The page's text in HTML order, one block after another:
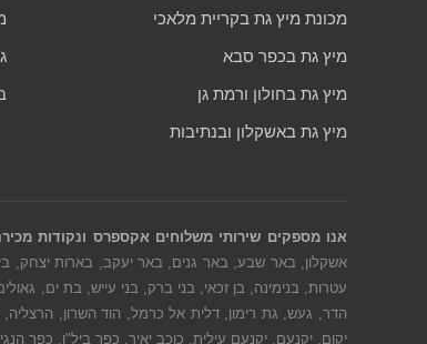
מכונת מיץ גת בקריית מלאכי
מיץ גת בכפר סבא
מיץ גת בחולון ורמת גן
מיץ גת באשקלון ובנתיבות
אנו מספקים שירותי משלוחים אקספרס ונקודות
אשקלון, באר שבע, באר גנים, באר יעקב, בארות יצחק,
עטרות, בנימינה, בן זכאי, בני ברק, בני עייש, בת ים,
הדר, געש, גת רימון, דלית אל כרמל, הוד השרון, הרצליה,
יקום, יקנעם, יקנעם עילית, כוכב יאיר, כפר ביל"ו, כפר